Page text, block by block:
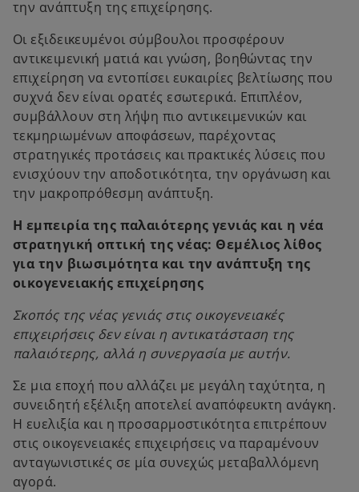
την ανάπτυξη της επιχείρησης.
Οι εξιδεικευμένοι σύμβουλοι προσφέρουν
αντικειμενική ματιά και γνώση, βοηθώντας την
επιχείρηση να εντοπίσει ευκαιρίες βελτίωσης που
συχνά δεν είναι ορατές εσωτερικά. Επιπλέον,
συμβάλλουν στη λήψη πιο αντικειμενικών και
τεκμηριωμένων αποφάσεων, παρέχοντας
στρατηγικές προτάσεις και πρακτικές λύσεις που
ενισχύουν την αποδοτικότητα, την οργάνωση και
την μακροπρόθεσμη ανάπτυξη.
Η εμπειρία της παλαιότερης γενιάς και η νέα
στρατηγική οπτική της νέας: Θεμέλιος λίθος
για την βιωσιμότητα και την ανάπτυξη της
οικογενειακής επιχείρησης
Σκοπός της νέας γενιάς στις οικογενειακές
επιχειρήσεις δεν είναι η αντικατάσταση της
παλαιότερης, αλλά η συνεργασία με αυτήν.
Σε μια εποχή που αλλάζει με μεγάλη ταχύτητα, η
συνειδητή εξέλιξη αποτελεί αναπόφευκτη ανάγκη.
Η ευελιξία και η προσαρμοστικότητα επιτρέπουν
στις οικογενειακές επιχειρήσεις να παραμένουν
ανταγωνιστικές σε μία συνεχώς μεταβαλλόμενη
αγορά.